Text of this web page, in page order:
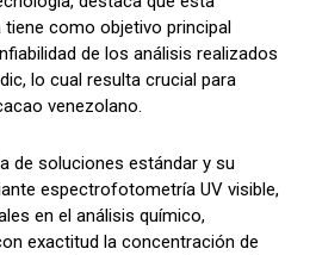
como objetivo principal
de los análisis realizados
lo cual resulta crucial para
venezolano.
de soluciones estándar y su
espectrofotometría UV visible,
en el análisis químico,
exactitud la concentración de